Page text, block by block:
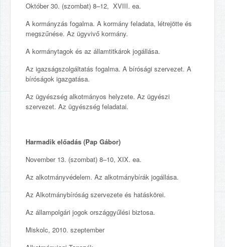
Október 30. (szombat) 8–12, XVIII. ea.
A kormányzás fogalma. A kormány feladata, létrejötte és
megszűnése. Az ügyvivő kormány.
A kormánytagok és az államtitkárok jogállása.
Az igazságszolgáltatás fogalma. A bírósági szervezet. A
bíróságok igazgatása.
Az ügyészség alkotmányos helyzete. Az ügyészi
szervezet. Az ügyészség feladatai.
Harmadik előadás (Pap Gábor)
November 13. (szombat) 8–10, XIX. ea.
Az alkotmányvédelem. Az alkotmánybírák jogállása.
Az Alkotmánybíróság szervezete és hatáskörei.
Az állampolgári jogok országgyűlési biztosa.
Miskolc, 2010. szeptember